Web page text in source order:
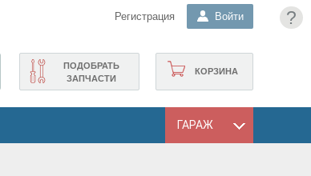
?
Регистрация Войти
КОРЗИНА
ПОДОБРАТЬ
ЗАПЧАСТИ
ГАРАЖ